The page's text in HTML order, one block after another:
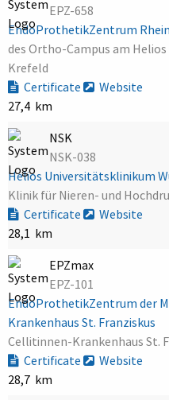
EPZ-658
EndoProthetikZentrum
des Ortho-Campus am
Krefeld
Certificate
Website
27,4 km
NSK
NSK-038
Helios Universitätsklinikum
Klinik für Nieren- und
Certificate
Website
28,1 km
EPZmax
EPZ-101
EndoProthetikZentrum der
Krankenhaus St. Franziskus
Cellitinnen-Krankenhaus St.
Certificate
Website
28,7 km